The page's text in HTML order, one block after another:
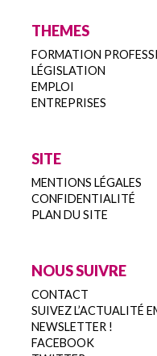
THEMES
FORMATION
LÉGISLATION
EMPLOI
ENTREPRISES
SITE
MENTIONS LÉGALES
CONFIDENTIALITÉ
PLAN DU SITE
NOUS SUIVRE
CONTACT
SUIVEZ L’ACTUALITÉ
NEWSLETTER !
FACEBOOK